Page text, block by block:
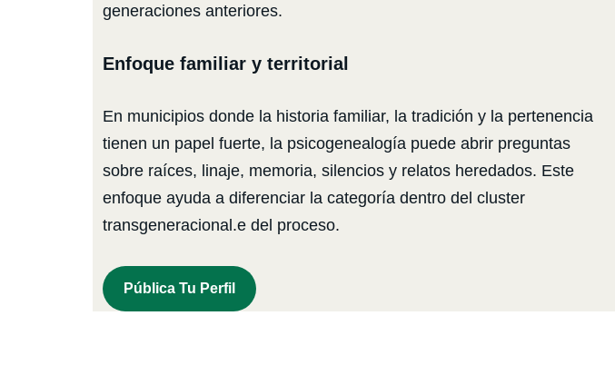
generaciones anteriores.
Enfoque familiar y territorial
En municipios donde la historia familiar, la tradición y la pertenencia
tienen un papel fuerte, la psicogenealogía puede abrir preguntas
sobre raíces, linaje, memoria, silencios y relatos heredados. Este
enfoque ayuda a diferenciar la categoría dentro del cluster
transgeneracional.e del proceso.
Pública Tu Perfil